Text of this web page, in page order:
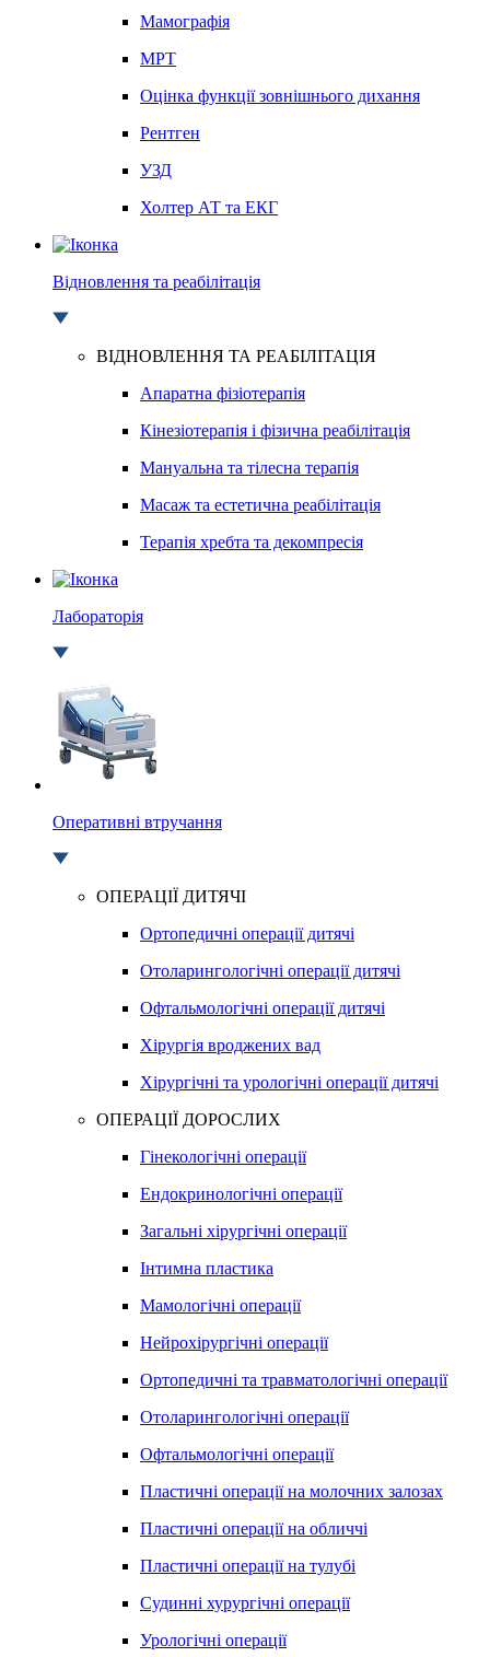
Мамографія
МРТ
Оцінка функції зовнішнього дихання
Рентген
УЗД
Холтер АТ та ЕКГ
Відновлення та реабілітація
ВІДНОВЛЕННЯ ТА РЕАБІЛІТАЦІЯ
Апаратна фізіотерапія
Кінезіотерапія і фізична реабілітація
Мануальна та тілесна терапія
Масаж та естетична реабілітація
Терапія хребта та декомпресія
Лабораторія
Оперативні втручання
ОПЕРАЦІЇ ДИТЯЧІ
Ортопедичні операції дитячі
Отоларингологічні операції дитячі
Офтальмологічні операції дитячі
Хірургія вроджених вад
Хірургічні та урологічні операції дитячі
ОПЕРАЦІЇ ДОРОСЛИХ
Гінекологічні операції
Ендокринологічні операції
Загальні хірургічні операції
Інтимна пластика
Мамологічні операції
Нейрохірургічні операції
Ортопедичні та травматологічні операції
Отоларингологічні операції
Офтальмологічні операції
Пластичні операції на молочних залозах
Пластичні операції на обличчі
Пластичні операції на тулубі
Судинні хурургічні операції
Урологічні операції